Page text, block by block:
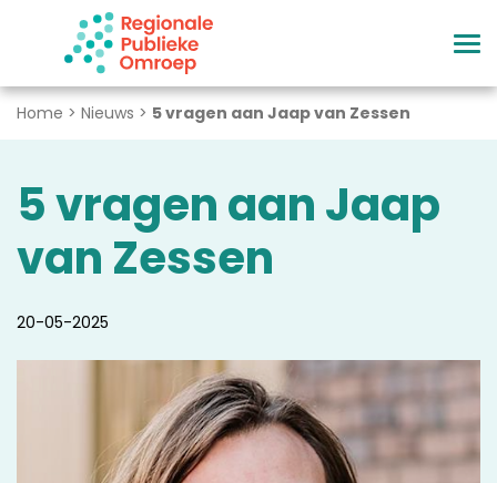
Naar hoofdinhoud
Home > Nieuws > 5 vragen aan Jaap van Zessen
5 vragen aan Jaap
van Zessen
20-05-2025